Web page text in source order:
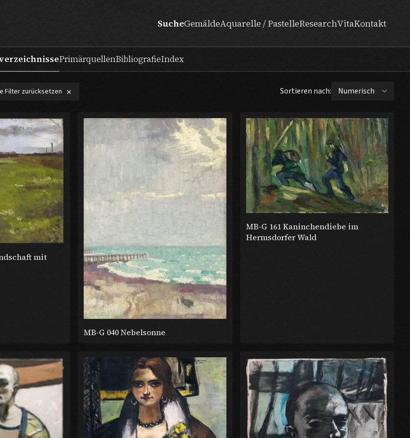
SucheGemäldeAquarelle / PastelleResearchVitaKontakt
PrimärquellenBibliografieIndex
Filter zurücksetzen Sortieren nach:
mit
MB-G 040 Nebelsonne
MB-G 161 Kaninchendiebe im
Hermsdorfer Wald